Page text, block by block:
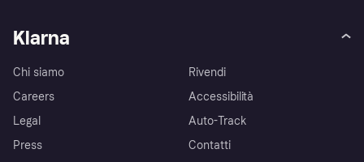
Klarna
Chi siamo
Careers
Legal
Press
Rivendi
Accessibilità
Auto-Track
Contatti